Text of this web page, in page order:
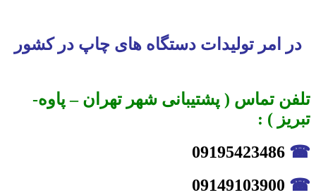
در امر تولیدات دستگاه های چاپ در کشور
تلفن تماس ( پشتیبانی شهر تهران – پاوه-
تبریز ) :
☎
☎